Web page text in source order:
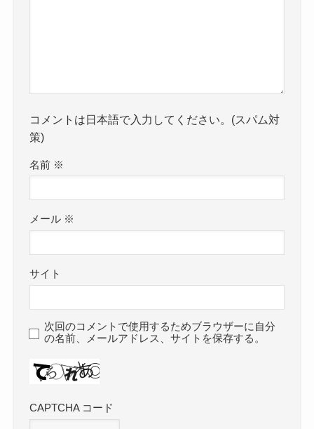
コメントは日本語で入力してください。(スパム対
策)
名前 ※
メール ※
サイト
次回のコメントで使用するためブラウザーに自分
の名前、メールアドレス、サイトを保存する。
CAPTCHA コード